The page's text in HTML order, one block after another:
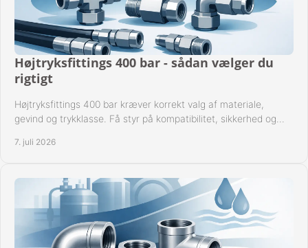
Højtryksfittings 400 bar - sådan vælger du
rigtigt
Højtryksfittings 400 bar kræver korrekt valg af materiale,
gevind og trykklasse. Få styr på kompatibilitet, sikkerhed og
7. juli 2026